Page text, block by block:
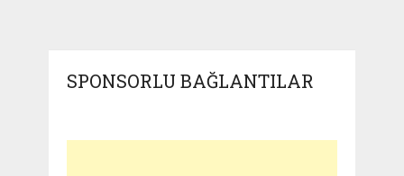
SPONSORLU BAĞLANTILAR